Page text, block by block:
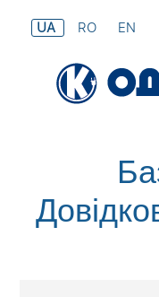
UA RO EN